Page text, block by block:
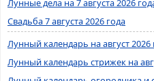
Лунные дела на 7 августа 2026
Свадьба 7 августа 2026 года
Лунный календарь на август 2026
Лунный календарь стрижек на